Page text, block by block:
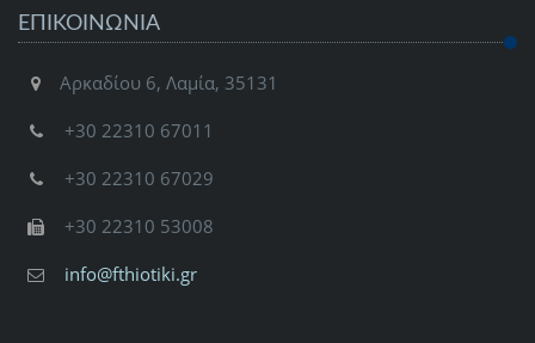
ΕΠΙΚΟΙΝΩΝΊΑ
Αρκαδίου 6, Λαμία, 35131
+30 22310 67011
+30 22310 67029
+30 22310 53008
info@fthiotiki.gr